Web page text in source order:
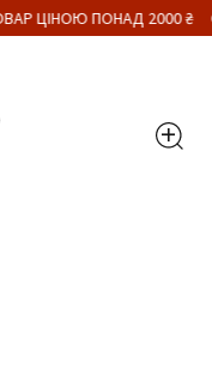
ЦІНОЮ ПОНАД 2000 ₴